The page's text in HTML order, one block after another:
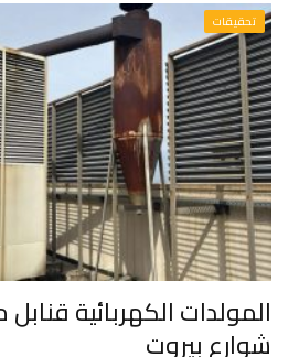
تحقيقات
المولدات الكهربائية
شوارع بيروت